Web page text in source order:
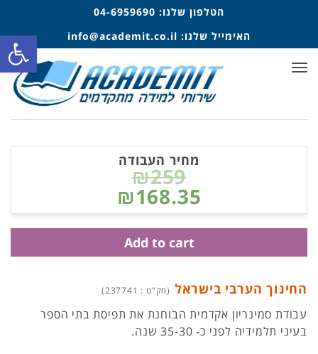
פתח
הטלפון שלנו: 04-6959690
האימייל שלנו: info@academit.co.il
תפריט
החינוך הערבי בישראל (מק"ט : 237741)
עבודת סמינריון אקדמית הבוחנת את תפיסת בתי הספר
בעיני תלמידיה לפני כ- 35-30 שנה.
מחיר העבודה
₪259
₪168.35
Add to cart